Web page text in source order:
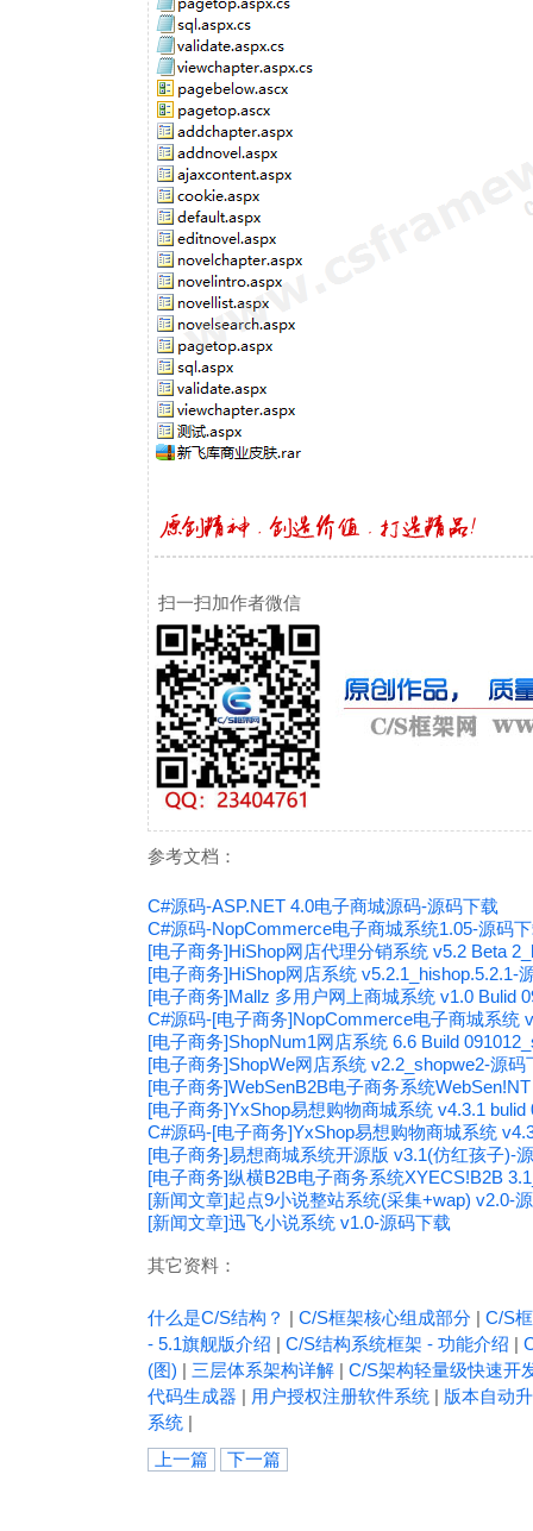
扫一扫加作者微信
参考文档：
C#源码-ASP.NET 4.0电子商城源码-源码下载
C#源码-NopCommerce电子商城系统1.05-源码
[电子商务]HiShop网店代理分销系统 v5.2 Beta
[电子商务]HiShop网店系统 v5.2.1_hishop.5.2.1-
[电子商务]Mallz 多用户网上商城系统 v1.0 Bulid
C#源码-[电子商务]NopCommerce电子商城系统
[电子商务]ShopNum1网店系统 6.6 Build
[电子商务]ShopWe网店系统 v2.2_shopwe2-源码
[电子商务]WebSenB2B电子商务系统
[电子商务]YxShop易想购物商城系统 v4.3.1
C#源码-[电子商务]YxShop易想购物商城系统
[电子商务]易想商城系统开源版 v3.1(仿红孩子)-
[电子商务]纵横B2B电子商务系统XYECS!B2B
[新闻文章]起点9小说整站系统(采集+wap) v2.0-
[新闻文章]迅飞小说系统 v1.0-源码下载
其它资料：
什么是C/S结构？ | C/S框架核心组成部分 | C/S
- 5.1旗舰版介绍 | C/S结构系统框架 - 功能介绍 |
(图) | 三层体系架构详解 | C/S架构轻量级快速开
代码生成器 | 用户授权注册软件系统 | 版本自动
系统 |
上一篇
下一篇